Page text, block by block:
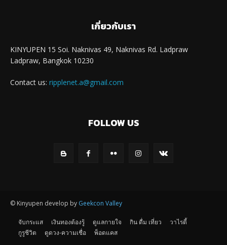
เกี่ยวกับเรา
KINYUPEN 15 Soi. Naknivas 49, Naknivas Rd. Ladpraw
Ladpraw, Bangkok 10230
Contact us: ripplenet.a@gmail.com
FOLLOW US
© Kinyupen develop by Geekcon Valley
จับกระแส เงินทองต้องรู้ ดูแลกายใจ กิน ดื่ม เที่ยว
วาไรตี้
กูรูชีวิต
ดูดวง-ความเชื่อ พ็อดแคส